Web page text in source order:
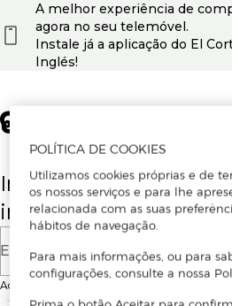
Insira o seu email para
iniciar sessão.
E-mail
Ao continuar, aceitas as
A melhor experiência de
agora no seu telemóvel.
Instale já a aplicação do El
Inglés!
POLÍTICA DE COOKIES
Utilizamos cookies próprias e de
os nossos serviços e para lhe
relacionada com as suas
hábitos de navegação.
Para mais informações, ou para
configurações, consulte a nossa